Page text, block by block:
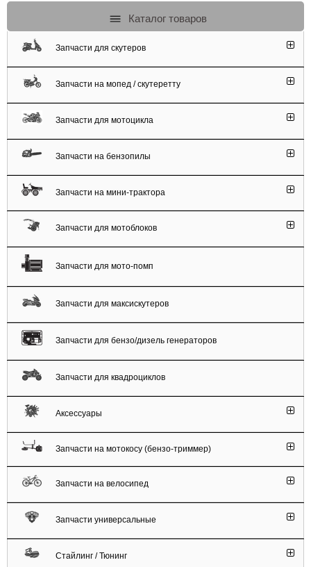
Каталог товаров
Запчасти для скутеров
Запчасти на мопед / скутеретту
Запчасти для мотоцикла
Запчасти на бензопилы
Запчасти на мини-трактора
Запчасти для мотоблоков
Запчасти для мото-помп
Запчасти для максискутеров
Запчасти для бензо/дизель генераторов
Запчасти для квадроциклов
Аксессуары
Запчасти на мотокосу (бензо-триммер)
Запчасти на велосипед
Запчасти универсальные
Стайлинг / Тюнинг